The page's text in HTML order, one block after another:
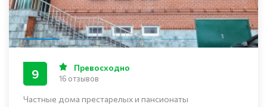
Частные дома престарелых и пансионаты
9 Превосходно
16 отзывов